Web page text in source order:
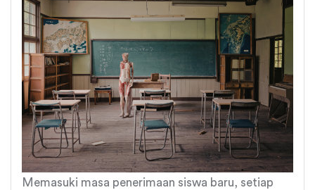
Memasuki masa penerimaan siswa baru, setiap